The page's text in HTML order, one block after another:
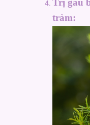
Trị gàu
tràm: